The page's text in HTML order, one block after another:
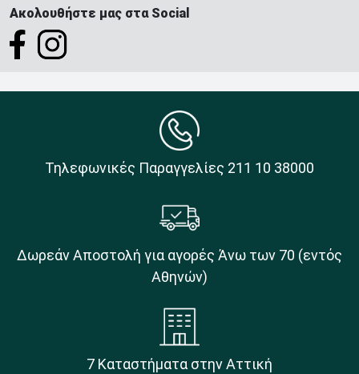
Ακολουθήστε μας στα Social
Τηλεφωνικές Παραγγελίες 211 10 38000
Δωρεάν Αποστολή για αγορές Άνω των 70 (εντός
Αθηνών)
7 Καταστήματα στην Αττική